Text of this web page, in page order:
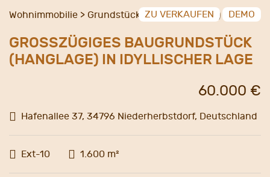
Wohnimmobilie > Grundstück (Wohnbebauung)
ZU VERKAUFEN DEMO
GROSSZÜGIGES BAUGRUNDSTÜCK (
HANGLAGE) IN IDYLLISCHER LAGE
Hafenallee 37, 34796 Niederherbstdorf, Deutschland
60.000 €
Ext-10 1.600 m²